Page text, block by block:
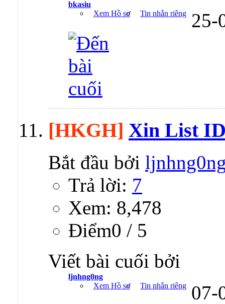
bkasiu
Xem Hồ sơ
Tin nhắn riêng 25-
[HKGH] Xin List
Bắt đầu bởi
Trả lời: 7
Xem: 8,478
Ðiểm0 / 5
Viết bài cuối bởi
ljnhng0ng
Xem Hồ sơ
Tin nhắn riêng 07-